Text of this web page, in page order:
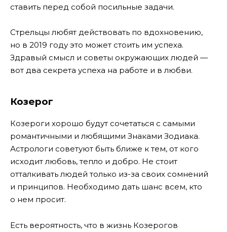
ставить перед собой посильные задачи.
Стрельцы любят действовать по вдохновению,
но в 2019 году это может стоить им успеха.
Здравый смысл и советы окружающих людей —
вот два секрета успеха на работе и в любви.
Козерог
Козероги хорошо будут сочетаться с самыми
романтичными и любящими Знаками Зодиака.
Астрологи советуют быть ближе к тем, от кого
исходит любовь, тепло и добро. Не стоит
отталкивать людей только из-за своих сомнений
и принципов. Необходимо дать шанс всем, кто
о нем просит.
Есть вероятность, что в жизнь Козерогов